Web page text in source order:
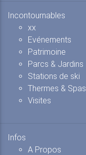
Incontournables
xx
Evénements
Patrimoine
Parcs & Jardins
Stations de ski
Thermes & Spas
Visites
Infos
A Propos